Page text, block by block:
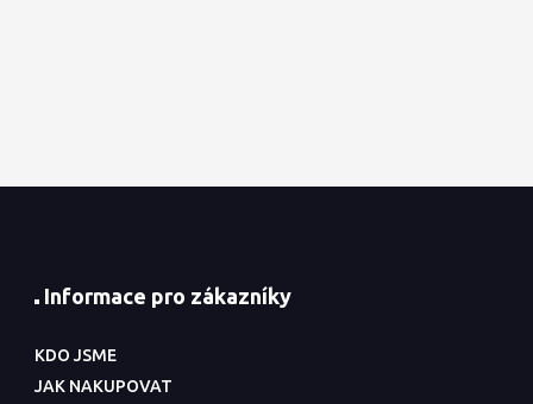
Informace pro zákazníky
KDO JSME
JAK NAKUPOVAT